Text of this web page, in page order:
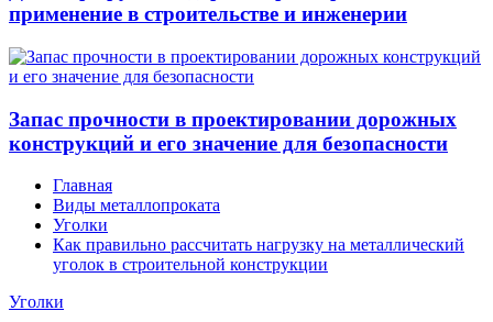
применение в строительстве и инженерии
Запас прочности в проектировании дорожных
конструкций и его значение для безопасности
Главная
Виды металлопроката
Уголки
Как правильно рассчитать нагрузку на металлический
уголок в строительной конструкции
Уголки